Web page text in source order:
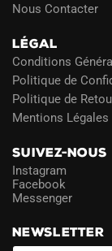
Nous Contacter
LÉGAL
Conditions
Politique de
Politique de
Mentions Légales
SUIVEZ-NOUS
Instagram
Facebook
Messenger
NEWSLETTER